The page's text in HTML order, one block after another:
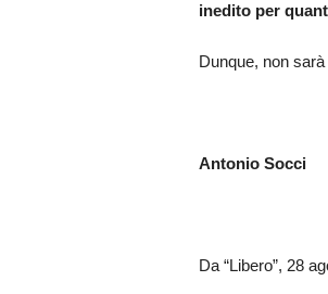
inedito per
Dunque, non
Antonio Socci
Da “Libero”, 28